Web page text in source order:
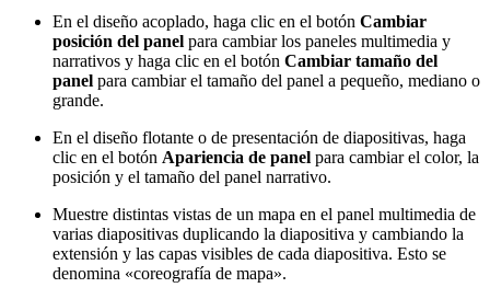
En el diseño acoplado, haga clic en el botón Cambiar
posición del panel para cambiar los paneles multimedia y
narrativos y haga clic en el botón Cambiar tamaño del
panel para cambiar el tamaño del panel a pequeño, mediano o
grande.
En el diseño flotante o de presentación de diapositivas, haga
clic en el botón Apariencia de panel para cambiar el color, la
posición y el tamaño del panel narrativo.
Muestre distintas vistas de un mapa en el panel multimedia de
varias diapositivas duplicando la diapositiva y cambiando la
extensión y las capas visibles de cada diapositiva. Esto se
denomina «coreografía de mapa».